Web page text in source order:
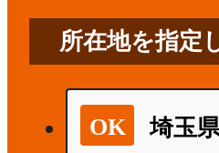
所在地を指定